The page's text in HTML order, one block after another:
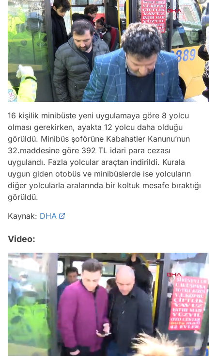
16 kişilik minibüste yeni uygulamaya göre 8 yolcu
olması gerekirken, ayakta 12 yolcu daha olduğu
görüldü. Minibüs şoförüne Kabahatler Kanunu’nun
32.maddesine göre 392 TL idari para cezası
uygulandı. Fazla yolcular araçtan indirildi. Kurala
uygun giden otobüs ve minibüslerde ise yolcuların
diğer yolcularla aralarında bir koltuk mesafe bıraktığı
görüldü.
Kaynak: DHA
Video:
/
Video
Test
Gündem